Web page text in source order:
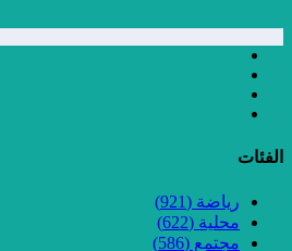
الفئات
رياضة (921)
محلية (622)
مجتمع (586)